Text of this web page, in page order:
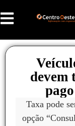
devem
Taxa pode
opção